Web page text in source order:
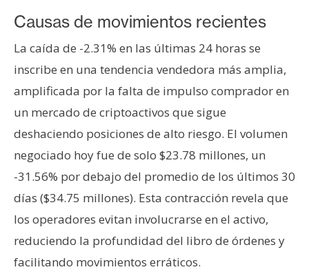
l
c
i
d
a
Causas de movimientos recientes
La caída de -2.31% en las últimas 24 horas se
inscribe en una tendencia vendedora más amplia,
amplificada por la falta de impulso comprador en
un mercado de criptoactivos que sigue
deshaciendo posiciones de alto riesgo. El volumen
negociado hoy fue de solo $23.78 millones, un
-31.56% por debajo del promedio de los últimos 30
días ($34.75 millones). Esta contracción revela que
los operadores evitan involucrarse en el activo,
reduciendo la profundidad del libro de órdenes y
facilitando movimientos erráticos.